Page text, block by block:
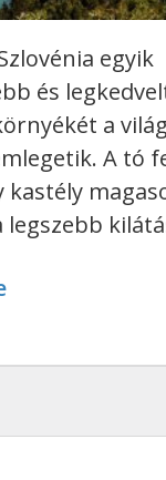
egyik
és
a
A tó
kastély
legszebb